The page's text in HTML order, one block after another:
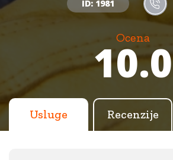
ID: 1981
Ocena
10.0
Usluge Recenzije